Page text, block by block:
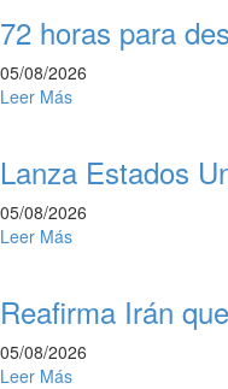
72 horas para
05/08/2026
Leer Más
Lanza Estados
05/08/2026
Leer Más
Reafirma Irán
05/08/2026
Leer Más